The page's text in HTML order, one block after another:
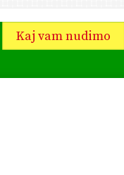
Kaj vam nudimo